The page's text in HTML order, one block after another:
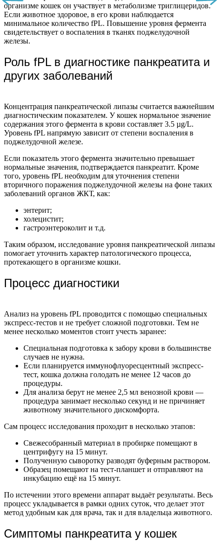
организме кошек он участвует в метаболизме триглицеридов.
Если животное здоровое, в его крови наблюдается
минимальное количество fPL. Повышение уровня фермента
свидетельствует о воспаления в тканях поджелудочной
железы.
Роль fPL в диагностике панкреатита и
других заболеваний
Концентрация панкреатической липазы считается важнейшим
диагностическим показателем. У кошек нормальное значение
содержания этого фермента в крови составляет 3.5 µg/L.
Уровень fPL напрямую зависит от степени воспаления в
поджелудочной железе.
Если показатель этого фермента значительно превышает
нормальные значения, подтверждается панкреатит. Кроме
того, уровень fPL необходим для уточнения степени
вторичного поражения поджелудочной железы на фоне таких
заболеваний органов ЖКТ, как:
энтерит;
холецистит;
гастроэнтероколит и т.д.
Таким образом, исследование уровня панкреатической липазы
помогает уточнить характер патологического процесса,
протекающего в организме кошки.
Процесс диагностики
Анализ на уровень fPL проводится с помощью специальных
экспресс-тестов и не требует сложной подготовки. Тем не
менее несколько моментов стоит учесть заранее:
Специальная подготовка к забору крови в большинстве
случаев не нужна.
Если планируется иммунофлуоресцентный экспресс-
тест, кошка должна голодать не менее 12 часов до
процедуры.
Для анализа берут не менее 2,5 мл венозной крови —
процедура занимает несколько секунд и не причиняет
животному значительного дискомфорта.
Сам процесс исследования проходит в несколько этапов:
Свежесобранный материал в пробирке помещают в
центрифугу на 15 минут.
Полученную сыворотку разводят буферным раствором.
Образец помещают на тест-планшет и отправляют на
инкубацию ещё на 15 минут.
По истечении этого времени аппарат выдаёт результаты. Весь
процесс укладывается в рамки одних суток, что делает этот
метод удобным как для врача, так и для владельца животного.
Симптомы панкреатита у кошек